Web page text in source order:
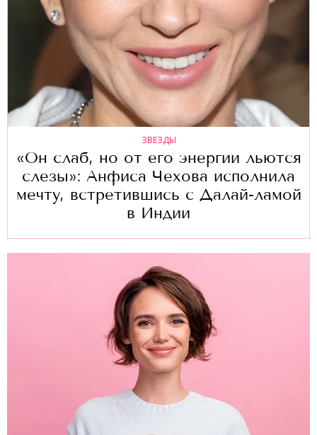
ЗВЕЗДЫ
«Он слаб, но от его энергии льются
слезы»: Анфиса Чехова исполнила
мечту, встретившись с Далай-ламой
в Индии